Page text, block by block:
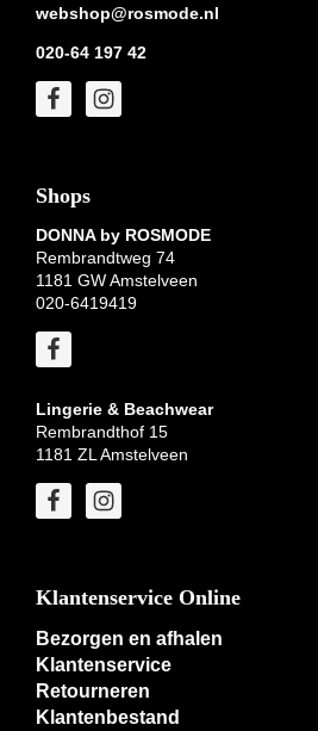
webshop@rosmode.nl
020-64 197 42
Shops
DONNA by ROSMODE
Rembrandtweg 74
1181 GW Amstelveen
020-6419419
Lingerie & Beachwear
Rembrandthof 15
1181 ZL Amstelveen
Klantenservice Online
Bezorgen en afhalen
Klantenservice
Retourneren
Klantenbestand